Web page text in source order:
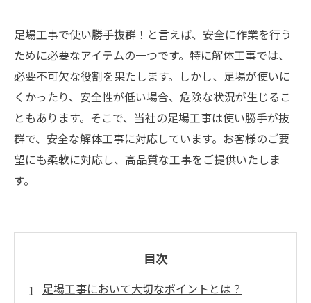
足場工事で使い勝手抜群！と言えば、安全に作業を行う
ために必要なアイテムの一つです。特に解体工事では、
必要不可欠な役割を果たします。しかし、足場が使いに
くかったり、安全性が低い場合、危険な状況が生じるこ
ともあります。そこで、当社の足場工事は使い勝手が抜
群で、安全な解体工事に対応しています。お客様のご要
望にも柔軟に対応し、高品質な工事をご提供いたしま
す。
目次
足場工事において大切なポイントとは？